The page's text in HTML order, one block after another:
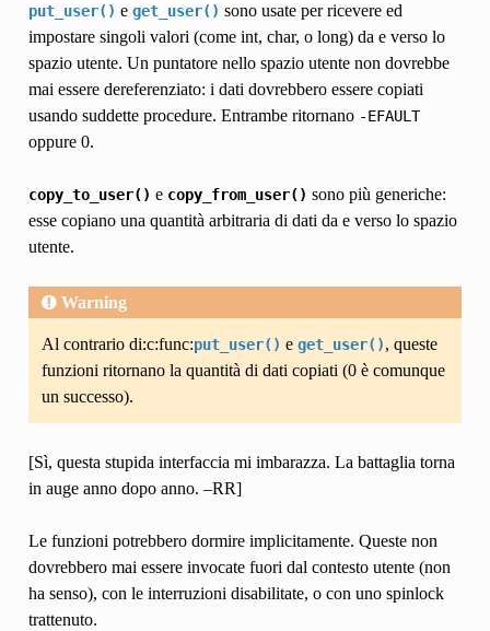
put_user() e get_user() sono usate per ricevere ed
impostare singoli valori (come int, char, o long) da e verso lo
spazio utente. Un puntatore nello spazio utente non dovrebbe
mai essere dereferenziato: i dati dovrebbero essere copiati
usando suddette procedure. Entrambe ritornano -EFAULT
oppure 0.
copy_to_user() e copy_from_user() sono più generiche:
esse copiano una quantità arbitraria di dati da e verso lo spazio
utente.
Warning
Al contrario di:c:func:put_user() e get_user(), queste
funzioni ritornano la quantità di dati copiati (0 è comunque
un successo).
[Sì, questa stupida interfaccia mi imbarazza. La battaglia torna
in auge anno dopo anno. –RR]
Le funzioni potrebbero dormire implicitamente. Queste non
dovrebbero mai essere invocate fuori dal contesto utente (non
ha senso), con le interruzioni disabilitate, o con uno spinlock
trattenuto.